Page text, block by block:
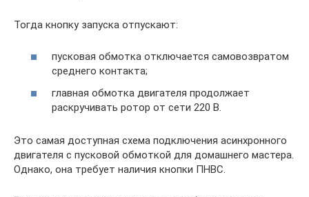
Тогда кнопку запуска отпускают:
пусковая обмотка отключается самовозвратом
среднего контакта;
главная обмотка двигателя продолжает
раскручивать ротор от сети 220 В.
Это самая доступная схема подключения асинхронного
двигателя с пусковой обмоткой для домашнего мастера.
Однако, она требует наличия кнопки ПНВС.